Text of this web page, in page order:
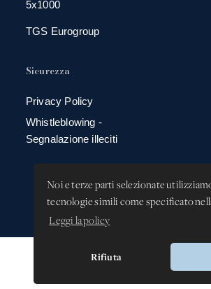
Noi e terze parti selezionate
tecnologie simili come specificato
Leggi la policy
Rifiuta
5x1000
TGS Eurogroup
Sicurezza
Privacy Policy
Whistleblowing -
Segnalazione illeciti